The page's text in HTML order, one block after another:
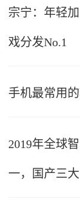
宗宁：年轻
戏分发No.1
手机最常用
2019年全球
一，国产三